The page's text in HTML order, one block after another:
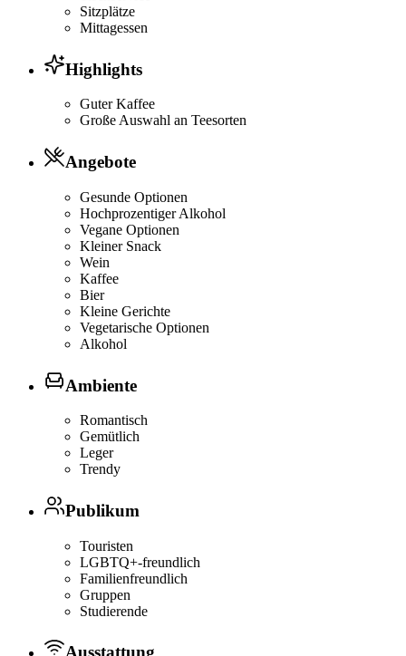
Sitzplätze
Mittagessen
Highlights
Guter Kaffee
Große Auswahl an Teesorten
Angebote
Gesunde Optionen
Hochprozentiger Alkohol
Vegane Optionen
Kleiner Snack
Wein
Kaffee
Bier
Kleine Gerichte
Vegetarische Optionen
Alkohol
Ambiente
Romantisch
Gemütlich
Leger
Trendy
Publikum
Touristen
LGBTQ+-freundlich
Familienfreundlich
Gruppen
Studierende